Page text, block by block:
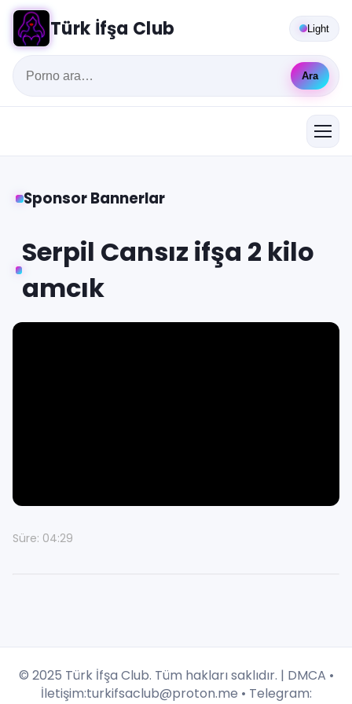
Türk İfşa Club
Ara
Light
Sponsor Bannerlar
Serpil Cansız ifşa 2 kilo
amcık
Süre: 04:29
© 2025 Türk İfşa Club. Tüm hakları saklıdır. | DMCA •
İletişim:turkifsaclub@proton.me • Telegram: